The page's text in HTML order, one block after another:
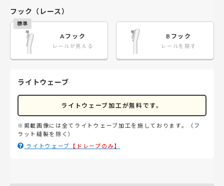
フック（レース）
Aフック
レールが見える
Bフック
レールを隠す
ライトウェーブ
ライトウェーブ加工が無料です。
※掲載画像には全てライトウェーブ加工を施しております。（フ
ラット縫製を除く）
ライトウェーブ